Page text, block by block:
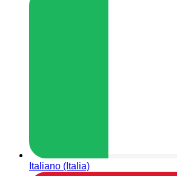
Italiano (Italia)